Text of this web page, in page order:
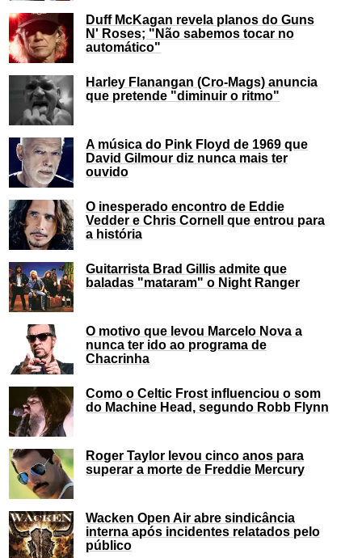
Duff McKagan revela planos do Guns
N' Roses; "Não sabemos tocar no
automático"
Harley Flanangan (Cro-Mags) anuncia
que pretende "diminuir o ritmo"
A música do Pink Floyd de 1969 que
David Gilmour diz nunca mais ter
ouvido
O inesperado encontro de Eddie
Vedder e Chris Cornell que entrou para
a história
Guitarrista Brad Gillis admite que
baladas "mataram" o Night Ranger
O motivo que levou Marcelo Nova a
nunca ter ido ao programa de
Chacrinha
Como o Celtic Frost influenciou o som
do Machine Head, segundo Robb Flynn
Roger Taylor levou cinco anos para
superar a morte de Freddie Mercury
Wacken Open Air abre sindicância
interna após incidentes relatados pelo
público